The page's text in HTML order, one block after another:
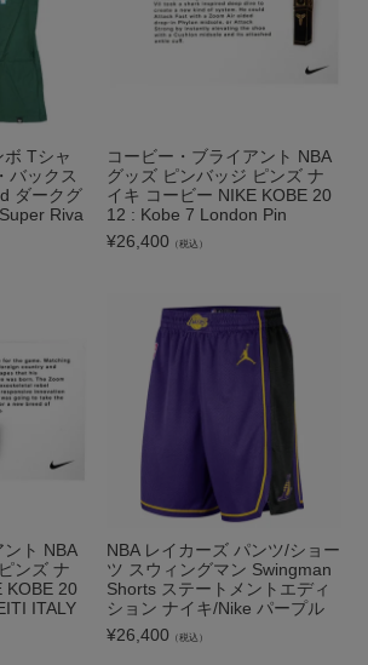
Tシャ
バックス
ダークグ
Riva
コービー・ブライアント NBA
グッズ ピンバッジ ピンズ ナ
イキ コービー NIKE KOBE 20
12 : Kobe 7 London Pin
¥26,400 （税込）
ント NBA
ンズ ナ
KOBE 20
ITALY
NBA レイカーズ パンツ/ショー
ツ スウィングマン Swingman
Shorts ステートメントエディ
ション ナイキ/Nike パープル
¥26,400 （税込）